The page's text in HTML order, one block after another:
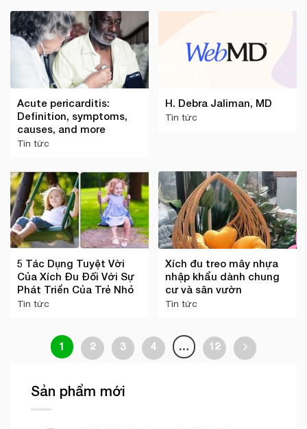
Acute pericarditis:
Definition, symptoms,
causes, and more
Tin tức
H. Debra Jaliman, MD
Tin tức
5 Tác Dụng Tuyệt Vời
Của Xích Đu Đối Với Sự
Phát Triển Của Trẻ Nhỏ
Tin tức
Xích đu treo mây nhựa
nhập khẩu dành chung
cư và sân vườn
Tin tức
1 2 3 4 … 12
Sản phẩm mới